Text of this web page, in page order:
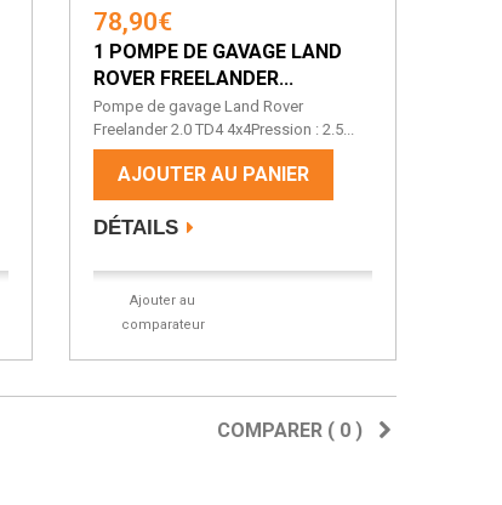
78,90€
1 POMPE DE GAVAGE LAND
ROVER FREELANDER...
Pompe de gavage Land Rover
Freelander 2.0 TD4 4x4Pression : 2.5...
AJOUTER AU PANIER
DÉTAILS
Ajouter au
comparateur
COMPARER ( 0 )